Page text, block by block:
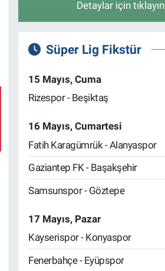
Detaylar için tıklayın
Süper Lig Fikstür
15 Mayıs, Cuma
Rizespor - Beşiktaş
16 Mayıs, Cumartesi
Fatih Karagümrük - Alanyaspor
Gaziantep FK - Başakşehir
Samsunspor - Göztepe
17 Mayıs, Pazar
Kayserispor - Konyaspor
Fenerbahçe - Eyüpspor